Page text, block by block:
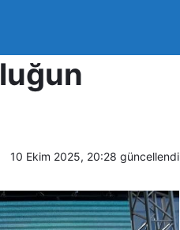
İnan:
10 Ekim 2025, 20:28 güncellendi